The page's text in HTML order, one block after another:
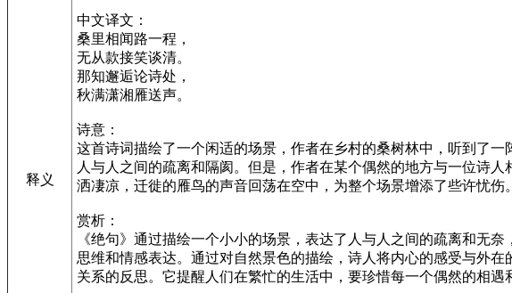
释义
中文译文：
桑里相闻路一程，
无从款接笑谈清。
那知邂逅论诗处，
秋满潇湘雁送声。
诗意：
这首诗词描绘了一个闲适的场景，作者在乡村的桑树林中，听到了
人与人之间的疏离和隔阂。但是，作者在某个偶然的地方与一位诗
洒凄凉，迁徙的雁鸟的声音回荡在空中，为整个场景增添了些许忧伤。
赏析：
《绝句》通过描绘一个小小的场景，表达了人与人之间的疏离和无
思维和情感表达。通过对自然景色的描绘，诗人将内心的感受与外
关系的反思。它提醒人们在繁忙的生活中，要珍惜每一个偶然的相遇